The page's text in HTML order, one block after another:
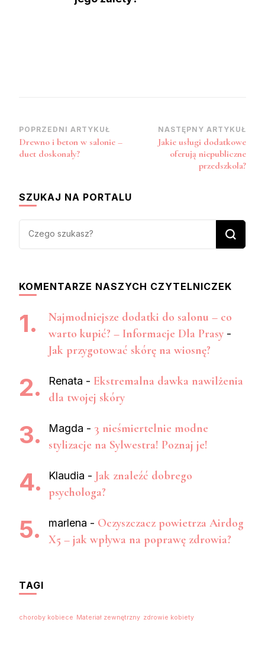
Zobacz
wpisy
POPRZEDNI ARTYKUŁ
Drewno i beton w salonie –
duet doskonały?
NASTĘPNY ARTYKUŁ
Jakie usługi dodatkowe
oferują niepubliczne
przedszkola?
SZUKAJ NA PORTALU
Szukasz
KOMENTARZE NASZYCH CZYTELNICZEK
Najmodniejsze dodatki do salonu – co
warto kupić? – Informacje Dla Prasy -
Jak przygotować skórę na wiosnę?
Renata - Ekstremalna dawka nawilżenia
dla twojej skóry
Magda - 3 nieśmiertelnie modne
stylizacje na Sylwestra! Poznaj je!
Klaudia - Jak znaleźć dobrego
psychologa?
marlena - Oczyszczacz powietrza Airdog
X5 – jak wpływa na poprawę zdrowia?
TAGI
choroby kobiece Materiał zewnętrzny zdrowie kobiety